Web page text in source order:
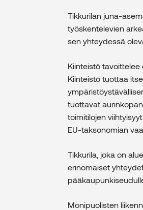
Tikkurilan juna-
työskentelevien
sen yhteydessä
Kiinteistö
Kiinteistö tuottaa
tuottavat
toimitilojen
EU-taksonomian
Tikkurila, joka on
erinomaiset
Monipuolisten